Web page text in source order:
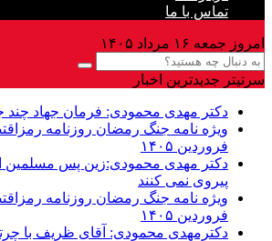
تماس با ما
امروز جمعه ۱۶ مرداد ۱۴۰۵
سرتیتر جدیدترین اخبار
دکتر مهدى محمودى: فرمان جهاد چند
فروردین ۱۴۰۵
دکتر مهدی محمودی:زین پس مسلمین از
پیروى نمی کنند
فروردین ۱۴۰۵
دکترمهدى محمودى: آقای ظریف با